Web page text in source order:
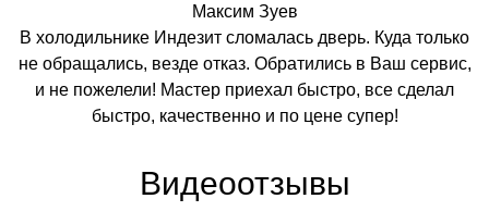
Максим Зуев
В холодильнике Индезит сломалась дверь. Куда только
не обращались, везде отказ. Обратились в Ваш сервис,
и не пожелели! Мастер приехал быстро, все сделал
быстро, качественно и по цене супер!
Видеоотзывы